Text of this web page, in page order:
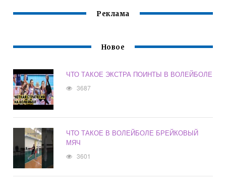
Реклама
Новое
ЧТО ТАКОЕ ЭКСТРА ПОИНТЫ В ВОЛЕЙБОЛЕ
3687
ЧТО ТАКОЕ В ВОЛЕЙБОЛЕ БРЕЙКОВЫЙ
МЯЧ
3601